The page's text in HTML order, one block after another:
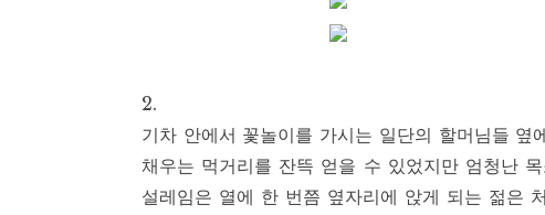
2.
기차 안에서 꽃놀이를 가시는 일단의 할머님들
채우는 먹거리를 잔뜩 얻을 수 있었지만 엄청난
설레임은 열에 한 번쯤 옆자리에 앉게 되는 젊은